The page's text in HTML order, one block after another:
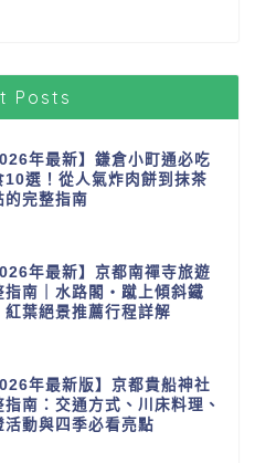
Posts
年最新】鎌倉小町通必吃
10選！從人氣炸肉餅到抹茶
的完整指南
年最新】京都南禪寺旅遊
指南｜水路閣・蹴上傾斜鐵
紅葉絕景推薦行程詳解
年最新版】京都貴船神社
指南：交通方式、川床料理、
活動與四季必看亮點